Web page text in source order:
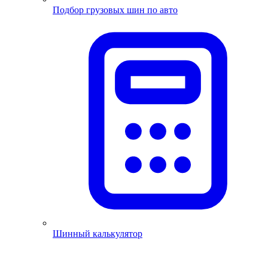
Подбор грузовых шин по авто
Шинный калькулятор